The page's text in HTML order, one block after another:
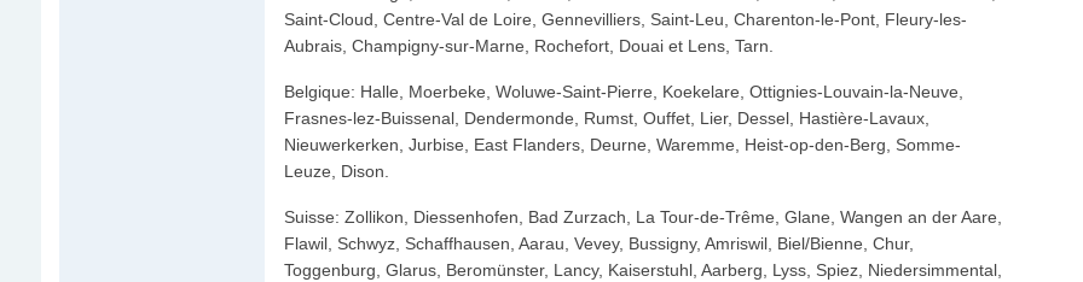
Saint-Cloud, Centre-Val de Loire, Gennevilliers, Saint-Leu, Charenton-le-Pont, Fleury-les-
Aubrais, Champigny-sur-Marne, Rochefort, Douai et Lens, Tarn.
Belgique: Halle, Moerbeke, Woluwe-Saint-Pierre, Koekelare, Ottignies-Louvain-la-Neuve,
Frasnes-lez-Buissenal, Dendermonde, Rumst, Ouffet, Lier, Dessel, Hastière-Lavaux,
Nieuwerkerken, Jurbise, East Flanders, Deurne, Waremme, Heist-op-den-Berg, Somme-
Leuze, Dison.
Suisse: Zollikon, Diessenhofen, Bad Zurzach, La Tour-de-Trême, Glane, Wangen an der Aare,
Flawil, Schwyz, Schaffhausen, Aarau, Vevey, Bussigny, Amriswil, Biel/Bienne, Chur,
Toggenburg, Glarus, Beromünster, Lancy, Kaiserstuhl, Aarberg, Lyss, Spiez, Niedersimmental,